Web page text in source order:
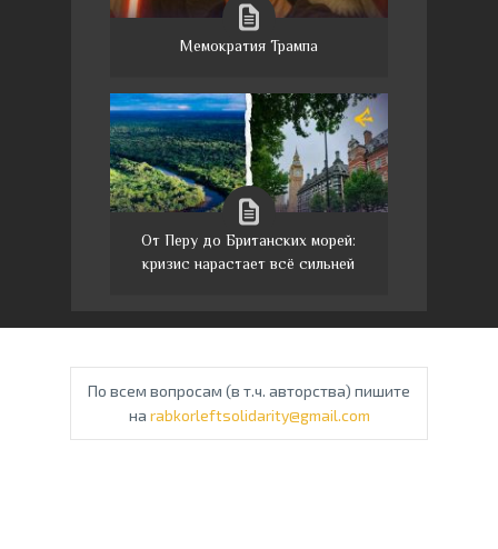
Мемократия Трампа
От Перу до Британских морей:
кризис нарастает всё сильней
По всем вопросам (в т.ч. авторства) пишите
на rabkorleftsolidarity@gmail.com